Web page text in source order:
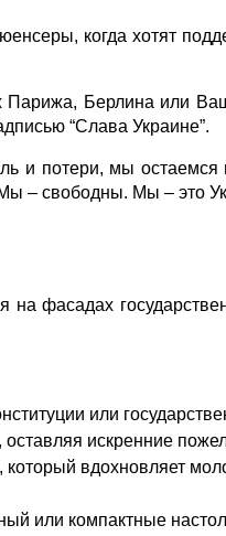
когда хотят
Берлина или
“Слава Украине”.
и потери, мы
– свободны. Мы – это
фасадах
или
искренние
который вдохновляет
или компактные